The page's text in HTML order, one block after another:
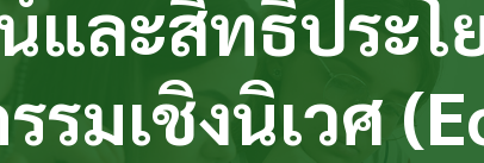
และสิทธิประโ
รมเชิงนิเวศ